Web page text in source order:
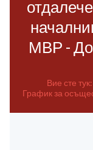
МВР -
Вие сте тук:
График за